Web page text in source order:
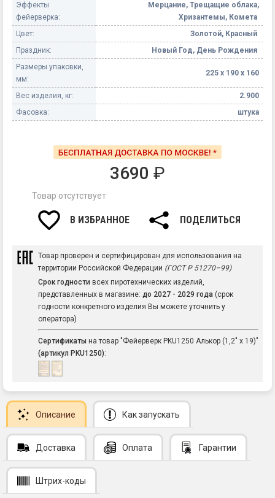
Эффекты
фейерверка:
Мерцание, Трещащие облака,
Хризантемы, Комета
Цвет:
Золотой, Красный
Праздник:
Новый Год, День Рождения
Размеры упаковки,
мм:
225 х 190 х 160
Вес изделия, кг:
2.900
Фасовка:
штука
3690 ₽
Товар отсутствует
В ИЗБРАННОЕ ПОДЕЛИТЬСЯ
Товар проверен и сертифицирован для использования на
территории Российской Федерации (ГОСТ Р 51270–99)
Срок годности всех пиротехнических изделий,
представленных в магазине: до 2027 - 2029 года (срок
годности конкретного изделия Вы можете уточнить у
оператора)
Сертификаты на товар "Фейерверк PKU1250 Алькор (1,2" х 19)"
(артикул PKU1250):
Описание Как запускать
Доставка Оплата Гарантии
Штрих-коды